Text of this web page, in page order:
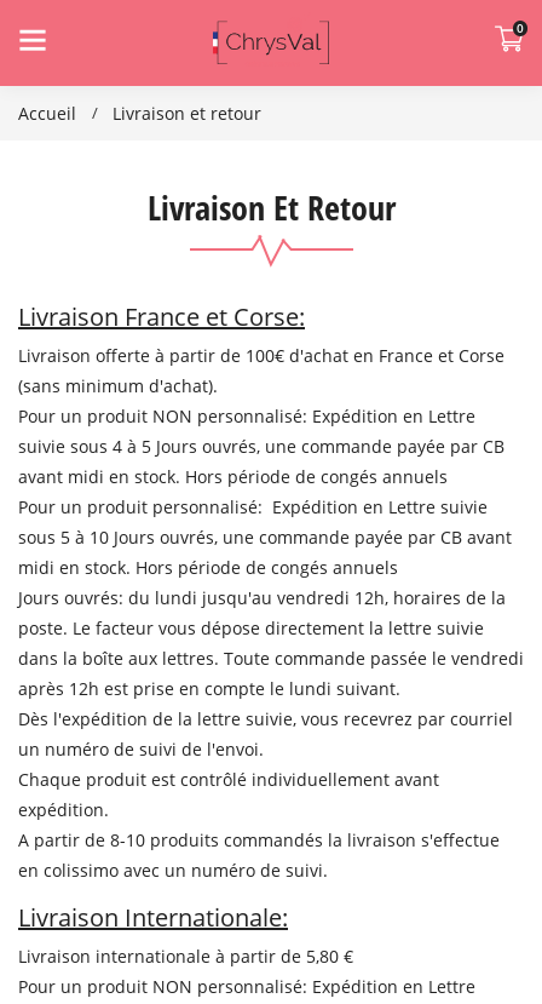
0
Accueil Livraison et retour
Livraison Et Retour
Livraison France et Corse:
Livraison offerte à partir de 100€ d'achat en France et Corse
(sans minimum d'achat).
Pour un produit NON personnalisé: Expédition en Lettre
suivie sous 4 à 5 Jours ouvrés, une commande payée par CB
avant midi en stock. Hors période de congés annuels
Pour un produit personnalisé: Expédition en Lettre suivie
sous 5 à 10 Jours ouvrés, une commande payée par CB avant
midi en stock. Hors période de congés annuels
Jours ouvrés: du lundi jusqu'au vendredi 12h, horaires de la
poste. Le facteur vous dépose directement la lettre suivie
dans la boîte aux lettres. Toute commande passée le vendredi
après 12h est prise en compte le lundi suivant.
Dès l'expédition de la lettre suivie, vous recevrez par courriel
un numéro de suivi de l'envoi.
Chaque produit est contrôlé individuellement avant
expédition.
A partir de 8-10 produits commandés la livraison s'effectue
en colissimo avec un numéro de suivi.
Livraison Internationale:
Livraison internationale à partir de 5,80 €
Pour un produit NON personnalisé: Expédition en Lettre